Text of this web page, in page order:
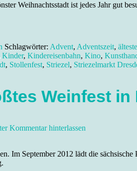
Weihnachtsstadt ist jedes Jahr gut
Schlagwörter: Advent, Adventszeit,
Kinder, Kindereisenbahn, Kino,
, Stollenfest, Striezel, Striezelmarkt
Weinfest in
Kommentar hinterlassen
Im September 2012 lädt die